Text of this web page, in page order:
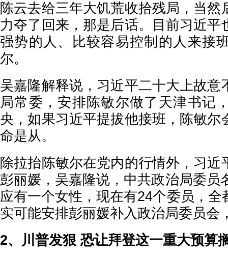
陈云去给三年大饥荒收拾残局，当然
力夺了回来，那是后话。目前习近平
强势的人、比较容易控制的人来接
尔。
吴嘉隆解释说，习近平二十大上故意
局常委，安排陈敏尔做了天津书记
央，如果习近平提拔他接班，陈敏尔
命是从。
除拉抬陈敏尔在党内的行情外，习近
彭丽媛，吴嘉隆说，中共政治局委员
应有一个女性，现在有24个委员，全
实可能安排彭丽媛补入政治局委员会
2、川普发狠 恐让拜登这一重大预算